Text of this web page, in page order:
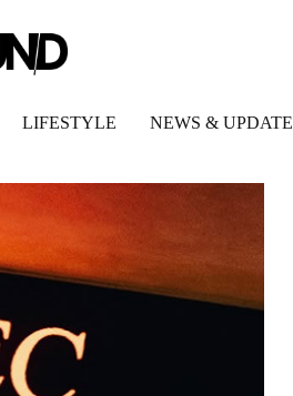
LIFESTYLE NEWS & UPDATE